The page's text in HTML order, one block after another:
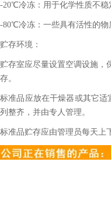
-20℃冷冻：用于化学性质不稳
-80℃冷冻：一些具有活性的物
贮存环境：
贮存室应尽量设置空调设施，
存。
标准品应放在干燥器或其它
列整齐，并由专人管理。
标准品贮存应由管理员每天上